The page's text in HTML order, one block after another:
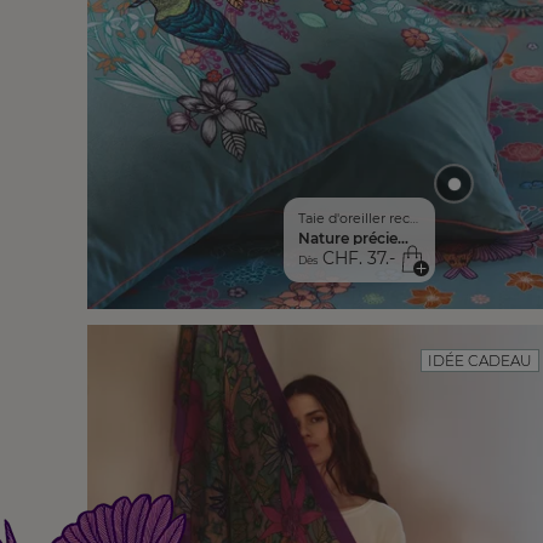
Taie d'oreiller rectangulaire
Nature précieuse
Dès CHF. 37.-
IDÉE CADEAU